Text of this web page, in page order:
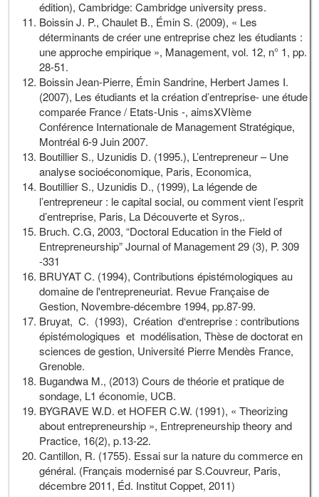
édition), Cambridge: Cambridge university press.
Boissin J. P., Chaulet B., Émin S. (2009), « Les
déterminants de créer une entreprise chez les étudiants :
une approche empirique », Management, vol. 12, n° 1, pp.
28-51.
Boissin Jean-Pierre, Émin Sandrine, Herbert James I.
(2007), Les étudiants et la création d’entreprise- une étude
comparée France / Etats-Unis -, aimsXVIème
Conférence Internationale de Management Stratégique,
Montréal 6-9 Juin 2007.
Boutillier S., Uzunidis D. (1995.), L’entrepreneur – Une
analyse socioéconomique, Paris, Economica,
Boutillier S., Uzunidis D., (1999), La légende de
l’entrepreneur : le capital social, ou comment vient l’esprit
d’entreprise, Paris, La Découverte et Syros,.
Bruch. C.G, 2003, “Doctoral Education in the Field of
Entrepreneurship” Journal of Management 29 (3), P. 309
-331
BRUYAT C. (1994), Contributions épistémologiques au
domaine de l'entrepreneuriat. Revue Française de
Gestion, Novembre-décembre 1994, pp.87-99.
Bruyat, C. (1993), Création d‘entreprise : contributions
épistémologiques et modélisation, Thèse de doctorat en
sciences de gestion, Université Pierre Mendès France,
Grenoble.
Bugandwa M., (2013) Cours de théorie et pratique de
sondage, L1 économie, UCB.
BYGRAVE W.D. et HOFER C.W. (1991), « Theorizing
about entrepreneurship », Entrepreneurship theory and
Practice, 16(2), p.13-22.
Cantillon, R. (1755). Essai sur la nature du commerce en
général. (Français modernisé par S.Couvreur, Paris,
décembre 2011, Éd. Institut Coppet, 2011)